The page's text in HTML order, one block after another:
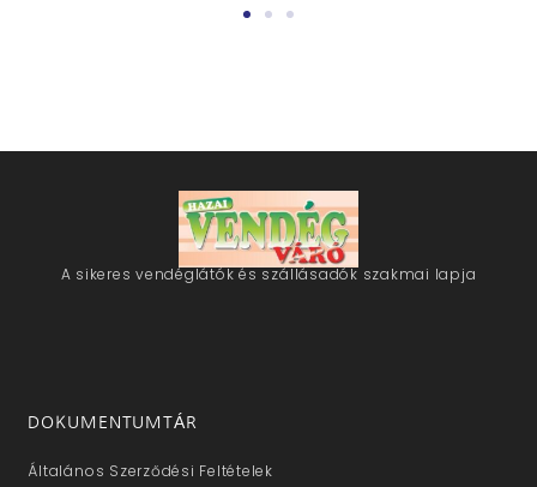
A sikeres vendéglátók és szállásadók szakmai lapja
DOKUMENTUMTÁR
Általános Szerződési Feltételek